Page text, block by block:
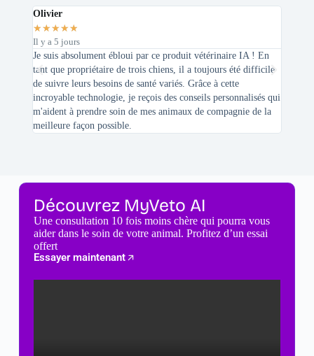
Olivier
★★★★★
Il y a 5 jours
Je suis absolument ébloui par ce produit vétérinaire IA ! En
tant que propriétaire de trois chiens, il a toujours été difficile
de suivre leurs besoins de santé variés. Grâce à cette
incroyable technologie, je reçois des conseils personnalisés qui
m'aident à prendre soin de mes animaux de compagnie de la
meilleure façon possible.
Découvrez MyVeto AI
Une consultation 10 fois moins chère qui pourra vous
aider dans le soin de votre animal. Profitez d’un essai
offert
Essayer maintenant